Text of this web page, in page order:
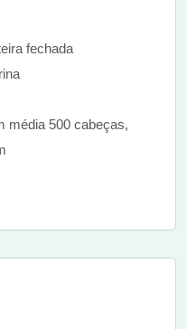
fechada
média 500 cabeças,